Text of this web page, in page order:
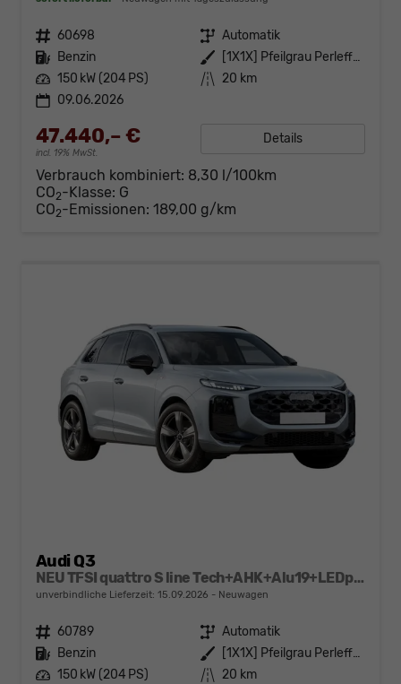
Fahrzeugnr. 60698 Getriebe Automatik
Kraftstoff Benzin Außenfarbe
[1X1X] Pfeilgrau Perleffekt
Leistung 150 kW (204 PS) Kilometerstand 20 km
09.06.2026
47.440,– €
incl. 19% MwSt.
Details
Verbrauch kombiniert: 8,30 l/100km
CO2-Klasse: G
CO2-Emissionen: 189,00 g/km
Audi Q3
NEU TFSI quattro S line Tech+AHK+Alu19+LEDplus+KlimaPlus+ExtSchwarz
unverbindliche Lieferzeit: 15.09.2026 Neuwagen
Fahrzeugnr. 60789 Getriebe Automatik
Kraftstoff Benzin Außenfarbe
[1X1X] Pfeilgrau Perleffekt
Leistung 150 kW (204 PS) Kilometerstand 20 km